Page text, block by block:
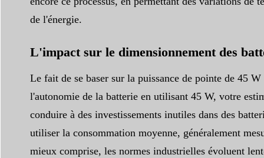
de l'énergie.
L'impact sur le dimensionnement des
Le fait de se baser sur la puissance de pointe de 45
l'autonomie de la batterie en utilisant 45 W, votre
conduire à des investissements inutiles dans des
utiliser la consommation moyenne, généralement
mieux comprise, les normes industrielles évoluent